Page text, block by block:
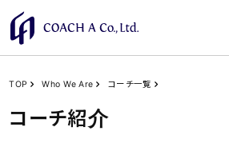
TOP Who We Are コーチ一覧
コーチ紹介